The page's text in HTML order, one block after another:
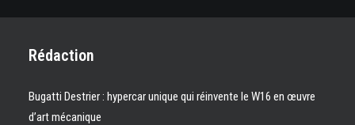
Rédaction
Bugatti Destrier : hypercar unique qui réinvente le W16 en œuvre
d’art mécanique